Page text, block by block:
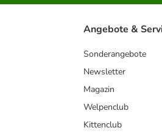
Angebote &
Sonderangebote
Newsletter
Magazin
Welpenclub
Kittenclub